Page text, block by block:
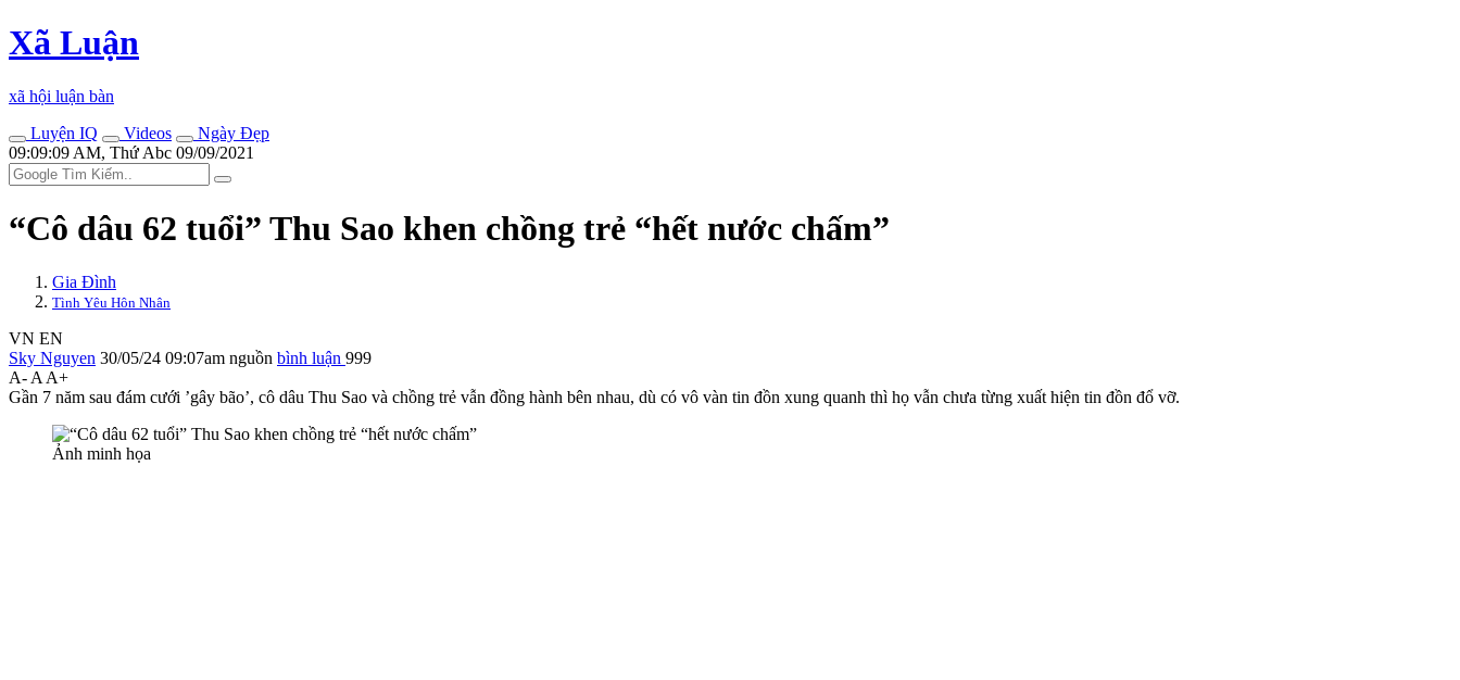
Xã Luận
xã hội luận bàn
Luyện IQ
Videos
Ngày Đẹp
09:09:09 AM, Thứ Abc 09/09/2021
“Cô dâu 62 tuổi” Thu Sao khen chồng trẻ “hết nước chấm”
Gia Đình
Tình Yêu Hôn Nhân
VN EN
Sky Nguyen 30/05/24 09:07am nguồn bình luận 999
A- A A+
Gần 7 năm sau đám cưới ’gây bão’, cô dâu Thu Sao và chồng trẻ vẫn đồng hành bên nhau, dù có vô vàn tin đồn xung quanh thì họ vẫn chưa từng xuất hiện tin đồn đổ vỡ.
Ảnh minh họa